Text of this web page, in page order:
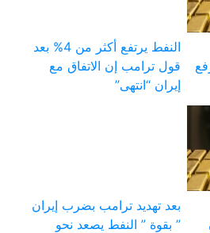
النفط يرتفع أكثر من 4% بعد
قول ترامب إن الاتفاق مع
إيران “انتهى”
بعد تهديد ترامب بضرب إيران
” بقوة ” النفط يصعد نحو